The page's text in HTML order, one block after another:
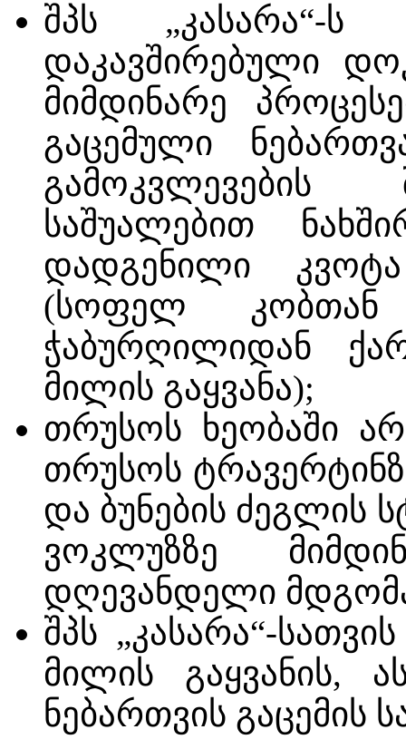
შპს „კასარა“-ს
დაკავშირებული
მიმდინარე
გაცემული
გამოკვლევების
საშუალებით
დადგენილი
(სოფელ კობთან
ჭაბურღილიდან
მილის გაყვანა);
თრუსოს ხეობაში
თრუსოს
და ბუნების ძეგლის
ვოკლუზზე
დღევანდელი
შპს „კასარა“-
მილის გაყვანის,
ნებართვის გაცემის